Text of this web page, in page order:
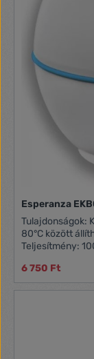
Esperanza
Tulajdonságok: Kényelmes használat LCD kijelző 35°C és
80°C között
Teljesítmény:
6 750 Ft